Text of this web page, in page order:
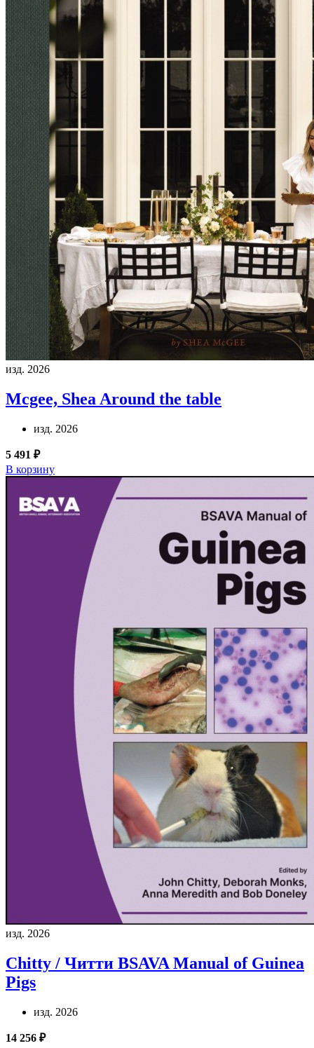
изд. 2026
Mcgee, Shea Around the table
изд. 2026
5 491 ₽
В корзину
изд. 2026
Chitty / Читти BSAVA Manual of Guinea
Pigs
изд. 2026
14 256 ₽